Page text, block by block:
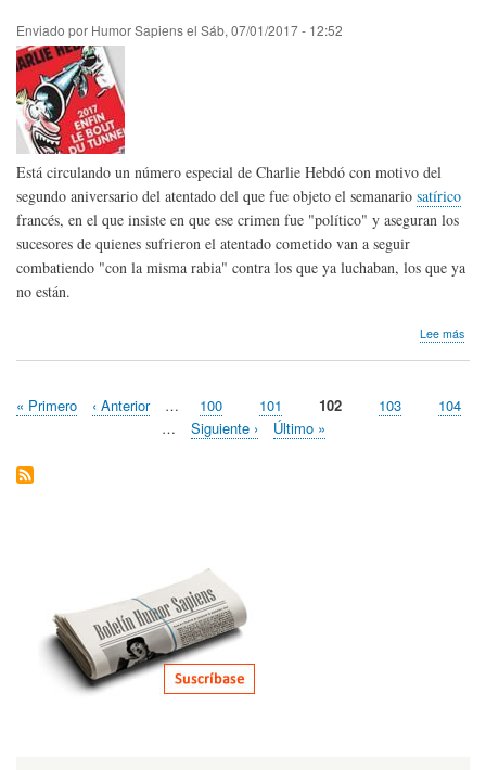
Enviado por Humor Sapiensel Sáb, 07/01/2017 - 12:52
Está circulando un número especial de Charlie Hebdó con motivo del
segundo aniversario del atentado del que fue objeto el semanario satírico
francés, en el que insiste en que ese crimen fue "político" y aseguran los
sucesores de quienes sufrieron el atentado cometido van a seguir
combatiendo "con la misma rabia" contra los que ya luchaban, los que ya
no están.
Lee más
Paginación
Primera
« Primero
Página
‹ Anterior … Page
100 Page
101
Página
actual
102 Page
103 Page
104
…
Siguiente
Siguiente ›
Última
Último »